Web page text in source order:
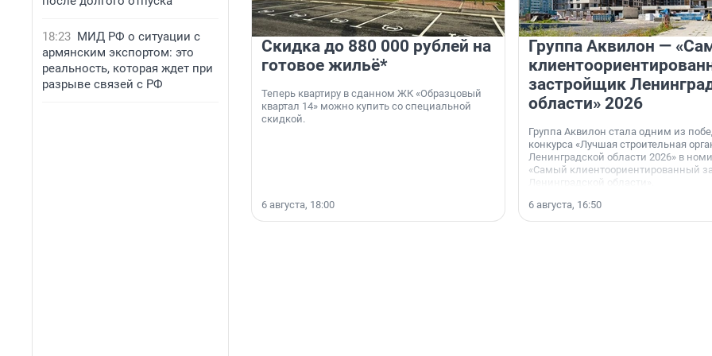
18:23 МИД РФ о ситуации с
армянским экспортом: это
реальность, которая ждет при
разрыве связей с РФ
Скидка до 880 000 рублей на
готовое жильё*
Теперь квартиру в сданном ЖК «Образцовый
квартал 14» можно купить со специальной
скидкой.
6 августа, 18:00
Группа Аквилон —
застройщик
области» 2026
Группа Аквилон стала одним из
конкурса «Лучшая строительная
Ленинградской области 2026» в
«Самый клиентоориентированный
Ленинградской области».
6 августа, 16:50